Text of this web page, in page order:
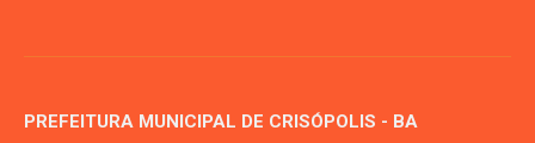
PREFEITURA MUNICIPAL DE CRISÓPOLIS - BA